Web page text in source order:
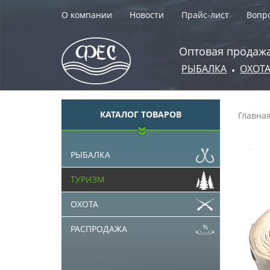
О компании Новости Прайс-лист
Оптовая
РЫБАЛКА • ОХОТА
КАТАЛОГ ТОВАРОВ
РЫБАЛКА
ТУРИЗМ
ОХОТА
РАСПРОДАЖА
Главная